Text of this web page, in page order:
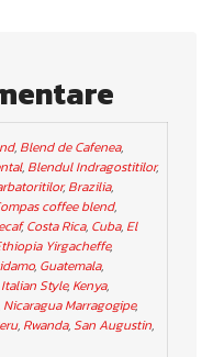
, Blend de Cafenea,
, Blendul Indragostitilor,
,Brazilia,
coffee blend,
,Costa Rica, Cuba, El
Yirgacheffe,
, Guatemala,
Italian Style, Kenya,
Nicaragua Marragogipe,
, Rwanda, San Augustin,